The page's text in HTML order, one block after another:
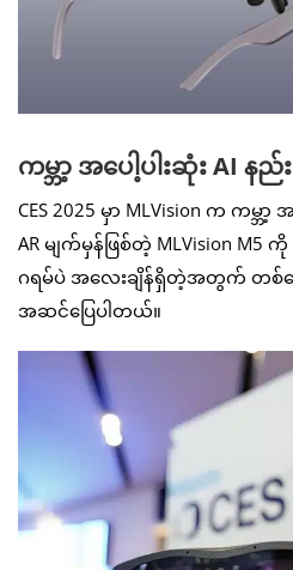
ကမ္ဘာ့ အပေါ့ပါးဆုံး AI န
CES 2025 မှာ MLVision က ကမ္ဘာ့
AR မျက်မှန်ဖြစ်တဲ့ MLVision
ဂရမ်ပဲ အလေးချိန်ရှိတဲ့အတွက် တစ်
အဆင်ပြေပါတယ်။